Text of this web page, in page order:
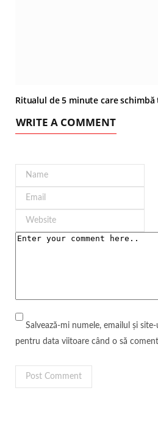
Ritualul de 5 minute care
WRITE A COMMENT
Salvează-mi numele, emailul și
pentru data viitoare când o să